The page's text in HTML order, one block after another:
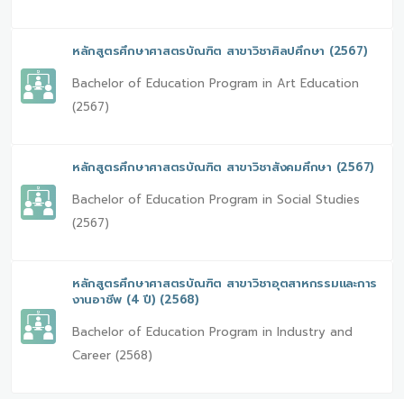
หลักสูตรศึกษาศาสตรบัณฑิต สาขาวิชาศิลปศึกษา (2567)
Bachelor of Education Program in Art Education
(2567)
หลักสูตรศึกษาศาสตรบัณฑิต สาขาวิชาสังคมศึกษา (2567)
Bachelor of Education Program in Social Studies
(2567)
หลักสูตรศึกษาศาสตรบัณฑิต สาขาวิชาอุตสาหกรรมและการ
งานอาชีพ (4 ปี) (2568)
Bachelor of Education Program in Industry and
Career (2568)